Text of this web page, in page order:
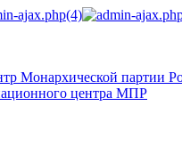
Монархической партии
центра МПР